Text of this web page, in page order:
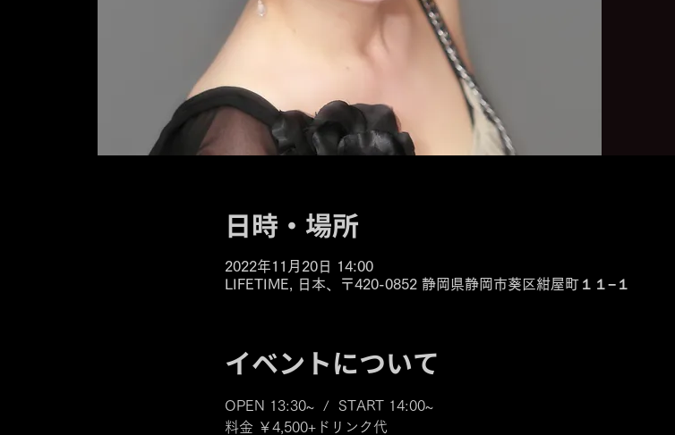
日時・場所
2022年11月20日 14:00
LIFETIME, 日本、〒420-0852 静岡県静岡市葵区紺屋町１１−１
イベントについて
OPEN 13:30~  /  START 14:00~
料金 ￥4,500+ドリンク代